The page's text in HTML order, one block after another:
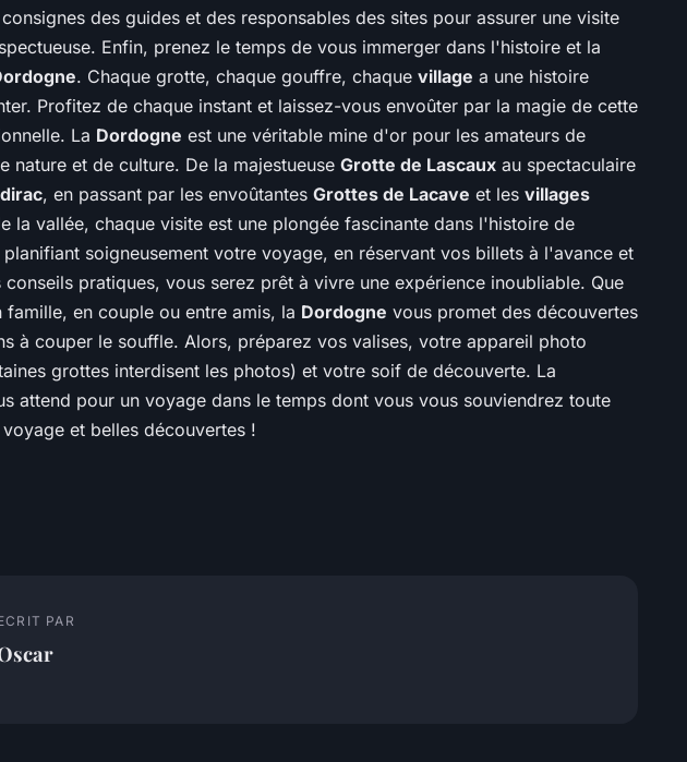
des guides et des responsables des sites pour assurer une visite
Enfin, prenez le temps de vous immerger dans l'histoire et la
. Chaque grotte, chaque gouffre, chaque village a une histoire
Profitez de chaque instant et laissez-vous envoûter par la magie de cette
La Dordogne est une véritable mine d'or pour les amateurs de
nature et de culture. De la majestueuse Grotte de Lascaux au spectaculaire
, en passant par les envoûtantes Grottes de Lacave et les villages
la vallée, chaque visite est une plongée fascinante dans l'histoire de
planifiant soigneusement votre voyage, en réservant vos billets à l'avance et
conseils pratiques, vous serez prêt à vivre une expérience inoubliable. Que
famille, en couple ou entre amis, la Dordogne vous promet des découvertes
à couper le souffle. Alors, préparez vos valises, votre appareil photo
grottes interdisent les photos) et votre soif de découverte. La
attend pour un voyage dans le temps dont vous vous souviendrez toute
et belles découvertes !
PAR